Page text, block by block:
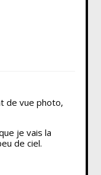
de vue photo,
je vais la
de ciel.